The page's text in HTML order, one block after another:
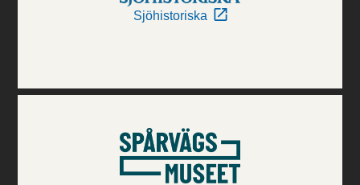
Sjöhistoriska